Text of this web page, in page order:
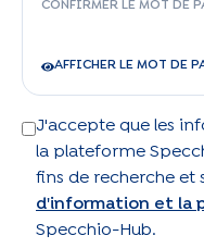
CONFIRMER LE MOT DE
AFFICHER LE MOT DE
J'accepte que les
la plateforme
fins de recherche et
d'information et la
Specchio-Hub.